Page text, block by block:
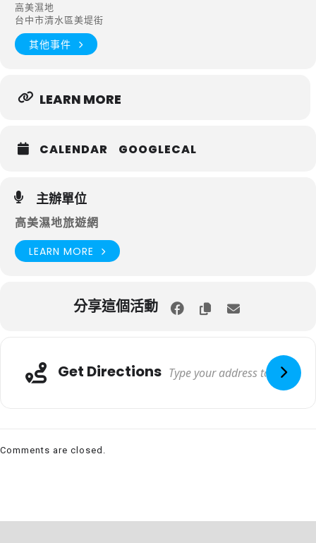
高美濕地
台中市清水區美堤街
其他事件
LEARN MORE
CALENDAR GOOGLECAL
主辦單位
高美濕地旅遊網
LEARN MORE
分享這個活動
Get Directions
Comments are closed.